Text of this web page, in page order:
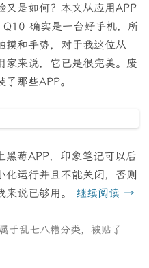
又是如何？本文从应用APP
确实是一台好手机，所
摸和手势，对于我这位从
来说，它已是很完美。废
那些APP。
黑莓APP，印象笔记可以后
化运行并且不能关闭，否则
来说已够用。 继续阅读 →
于乱七八糟分类，被贴了